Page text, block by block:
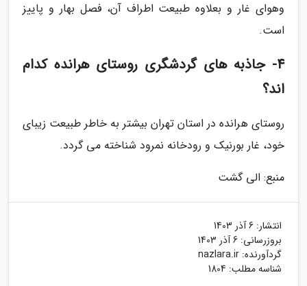
وهوای غار و بعلاوه طبیعت اطراف آن، فصل بهار و پاییز
است.
4- جاذبه های گردشگری روستای هرانده کدام
اند؟
روستای هرانده در استان تهران بیشتر به خاطر طبیعت زیبای
خود، غار بورنیک و رودخانه نمرود شناخته می گردد.
منبع: الی گشت
انتشار: 6 آذر 1403
بروزرسانی: 6 آذر 1403
گردآورنده: nazlara.ir
شناسه مطلب: 1804